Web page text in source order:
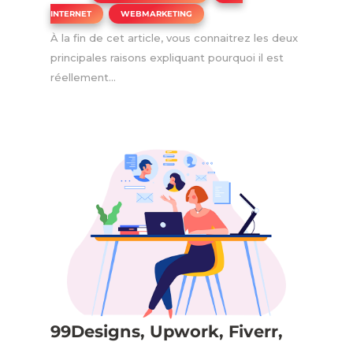
INTERNET
, WEBMARKETING
À la fin de cet article, vous connaitrez les deux
principales raisons expliquant pourquoi il est
réellement...
99Designs, Upwork, Fiverr,